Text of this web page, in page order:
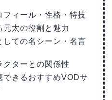
フィール・性格・特技
元太の役割と魅力
しての名シーン・名言
クターとの関係性
できるおすすめVODサ